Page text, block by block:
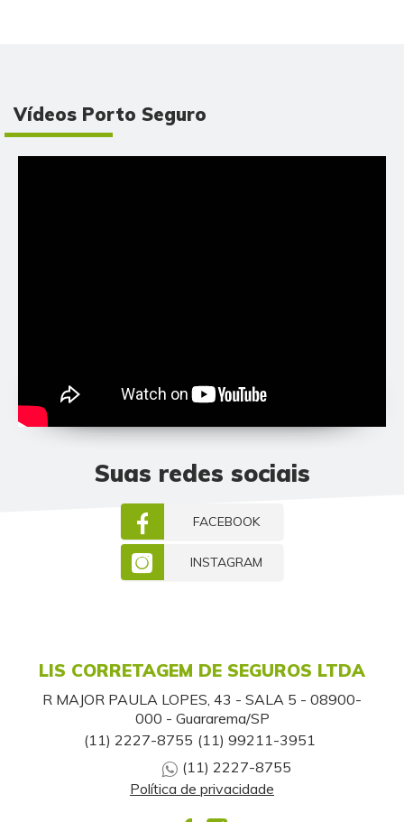
Vídeos Porto Seguro
Suas redes sociais
FACEBOOK
INSTAGRAM
LIS CORRETAGEM DE SEGUROS LTDA
R MAJOR PAULA LOPES, 43 - SALA 5 - 08900-
000 - Guararema/SP
(11) 2227-8755 (11) 99211-3951
(11) 2227-8755
Política de privacidade